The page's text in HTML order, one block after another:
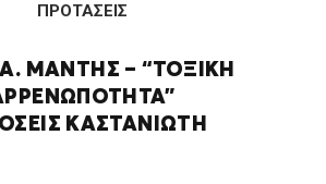
ΠΡΟΤΑΣΕΙΣ
Α. ΜΑΝΤΗΣ – “ΤΟΞΙΚΗ
ΚΑΣΤΑΝΙΏΤΗ